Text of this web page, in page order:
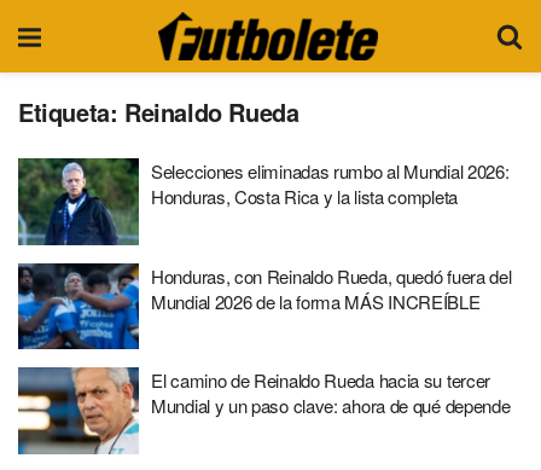
Etiqueta: Reinaldo Rueda
Selecciones eliminadas rumbo al Mundial 2026:
Honduras, Costa Rica y la lista completa
Honduras, con Reinaldo Rueda, quedó fuera del
Mundial 2026 de la forma MÁS INCREÍBLE
El camino de Reinaldo Rueda hacia su tercer
Mundial y un paso clave: ahora de qué depende